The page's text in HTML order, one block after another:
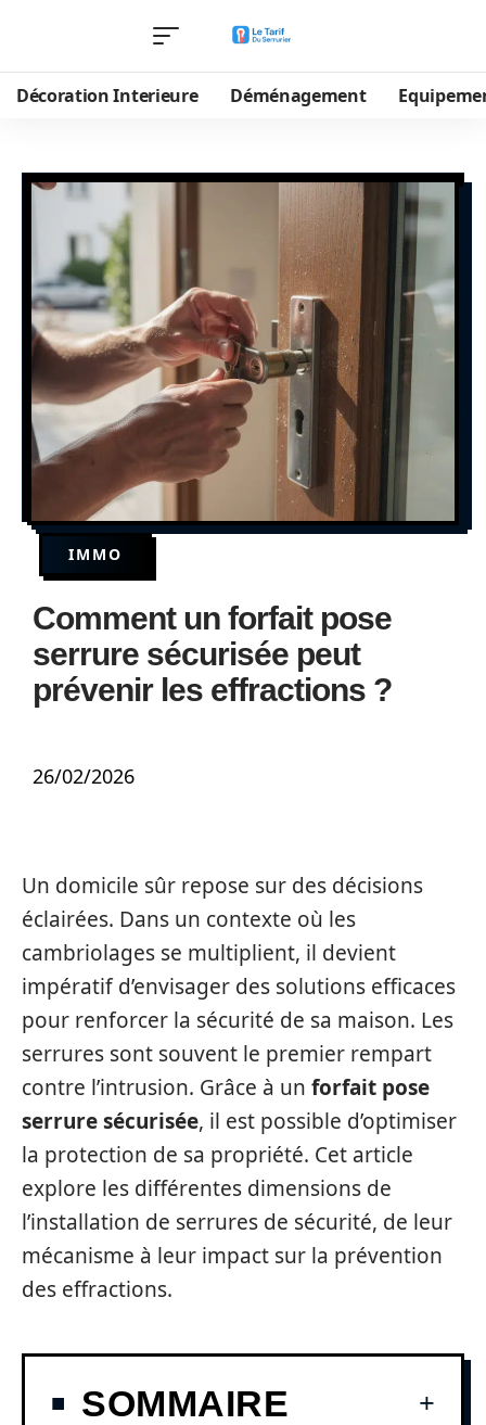
Décoration Interieure Déménagement
IMMO
Comment un forfait pose
serrure sécurisée peut
prévenir les effractions ?
26/02/2026
Un domicile sûr repose sur des décisions
éclairées. Dans un contexte où les
cambriolages se multiplient, il devient
impératif d’envisager des solutions efficaces
pour renforcer la sécurité de sa maison. Les
serrures sont souvent le premier rempart
contre l’intrusion. Grâce à un forfait pose
serrure sécurisée, il est possible d’optimiser
la protection de sa propriété. Cet article
explore les différentes dimensions de
l’installation de serrures de sécurité, de leur
mécanisme à leur impact sur la prévention
des effractions.
SOMMAIRE